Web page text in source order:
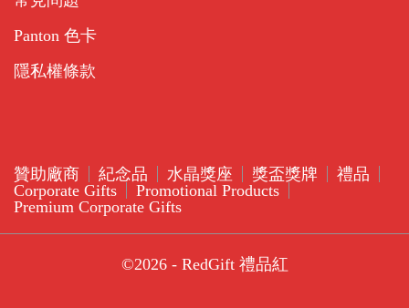
Panton 色卡
隱私權條款
贊助廠商 紀念品 水晶獎座 獎盃獎牌
禮品
Corporate Gifts
Promotional Products
Premium Corporate Gifts
©2026 - RedGift 禮品紅